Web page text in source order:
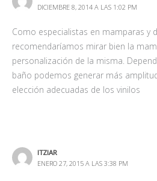
DICIEMBRE 8, 2014 A LAS 1:02 PM
Como especialistas en mamparas y
recomendaríamos mirar bien la
personalización de la misma.
baño podemos generar más
elección adecuadas de los vinilos
ITZIAR
ENERO 27, 2015 A LAS 3:38 PM